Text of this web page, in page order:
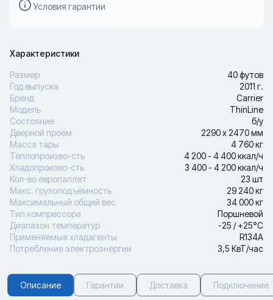
Условия гарантии
Характеристики
Размер
40 футов
Год выпуска
2011 г.
Бренд
Carrier
Модель
ThinLine
Состояние
б/у
Дверной проём
2290 х 2470 мм
Масса тары
4 760 кг
Теплопроизво-сть
4 200 - 4 400 ккал/ч
Хладопроизво-сть
3 400 - 4 200 ккал/ч
Кол-во европаллет
23 шт
Макс. грузоподъёмность
29 240 кг
Максимальный общий вес
34 000 кг
Тип компрессора
Поршневой
Диапазон температур
-25 / +25°С
Применяемые хладагенты
R134A
Потребление электроэнергии
3,5 КвТ/час
Описание Гарантии Доставка Подключение